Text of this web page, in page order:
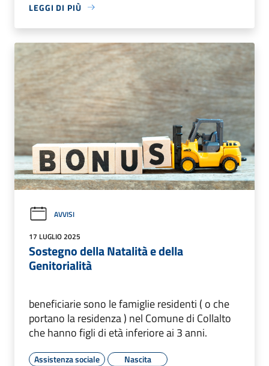
LEGGI DI PIÙ
AVVISI
17 LUGLIO 2025
Sostegno della Natalità e della
Genitorialità
beneficiarie sono le famiglie residenti ( o che
portano la residenza ) nel Comune di Collalto
che hanno figli di età inferiore ai 3 anni.
Assistenza sociale
Nascita